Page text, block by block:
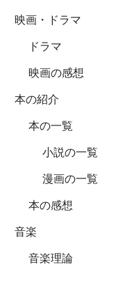
映画・ドラマ
ドラマ
映画の感想
本の紹介
本の一覧
小説の一覧
漫画の一覧
本の感想
音楽
音楽理論